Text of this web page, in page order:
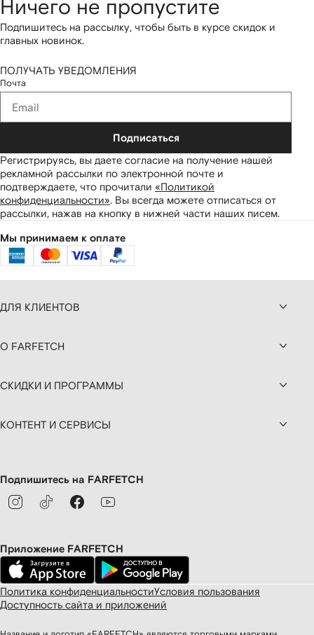
Ничего не пропустите
Подпишитесь на рассылку, чтобы быть в курсе скидок и
главных новинок.
ПОЛУЧАТЬ УВЕДОМЛЕНИЯ
Почта
Подписаться
Регистрируясь, вы даете согласие на получение нашей
рекламной рассылки по электронной почте и
подтверждаете, что прочитали «Политикой
конфиденциальности». Вы всегда можете отписаться от
рассылки, нажав на кнопку в нижней части наших писем.
Мы принимаем к оплате
ДЛЯ КЛИЕНТОВ
О FARFETCH
СКИДКИ И ПРОГРАММЫ
КОНТЕНТ И СЕРВИСЫ
Подпишитесь на FARFETCH
Приложение FARFETCH
Политика конфиденциальностиУсловия пользования
Доступность сайта и приложений